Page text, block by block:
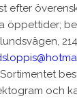
efter
öppettider;
Sortimentet
och